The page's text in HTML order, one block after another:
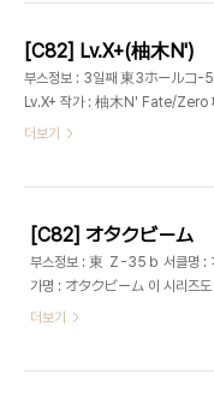
[C82] Lv.X+(柚木N')
부스정보 : 3일째 東3ホールコ-
Lv.X+ 작가 : 柚木N' Fate/Zero
http://yuz.blog3.fc2.com/
더보기
[C82] オタクビーム
부스정보 : 東 Ｚ-35ｂ 서클명 :
가명 : オタクビーム 이 시리즈도
만다라케 가면 꼭 까먹음.
더보기